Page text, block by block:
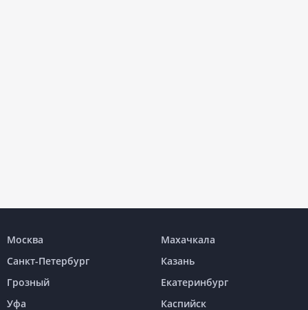
Москва
Махачкала
Санкт-Петербург
Казань
Грозный
Екатеринбург
Уфа
Каспийск